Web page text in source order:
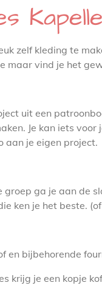
zelf kleding te
maar vind je het
uit een
Je kan iets
aan je eigen project.
groep ga je aan de
ken je het beste.
en bijbehorende
krijg je een kopje